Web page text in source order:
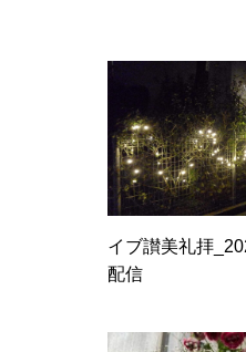
イブ讃美礼拝
配信